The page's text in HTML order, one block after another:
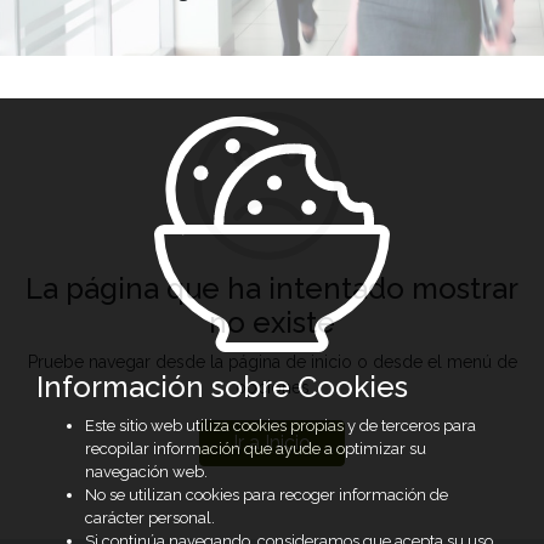
La página que ha intentado mostrar
no existe
Pruebe navegar desde la página de inicio o desde el menú de
opciones
Ir a Inicio
Información sobre Cookies
Este sitio web utiliza cookies propias y de terceros para
recopilar información que ayude a optimizar su
navegación web.
No se utilizan cookies para recoger información de
carácter personal.